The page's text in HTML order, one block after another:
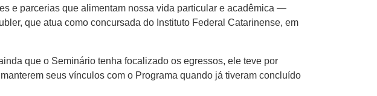
e parcerias que alimentam nossa vida particular e acadêmica —
que atua como concursada do Instituto Federal Catarinense, em
que o Seminário tenha focalizado os egressos, ele teve por
seus vínculos com o Programa quando já tiveram concluído